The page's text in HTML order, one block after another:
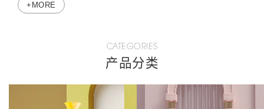
+MORE
CATEGORIES
产品分类